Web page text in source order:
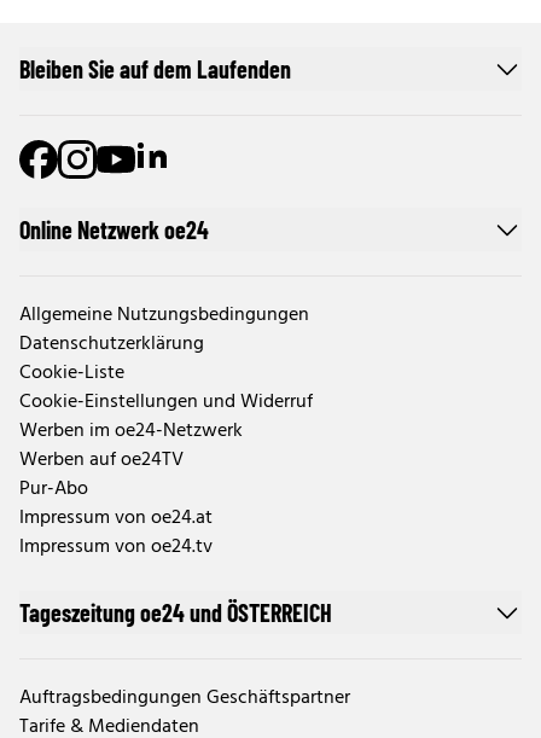
Online Netzwerk oe24
Allgemeine Nutzungsbedingungen
Datenschutzerklärung
Cookie-Liste
Cookie-Einstellungen und Widerruf
Werben im oe24-Netzwerk
Werben auf oe24TV
Pur-Abo
Impressum von oe24.at
Impressum von oe24.tv
Tageszeitung oe24 und ÖSTERREICH
Auftragsbedingungen Geschäftspartner
Tarife & Mediendaten
Bleiben Sie auf dem Laufenden